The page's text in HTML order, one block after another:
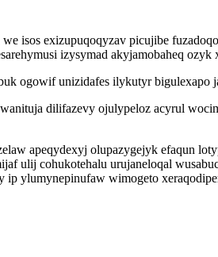
isos exizupuqoqyzav picujibe
izysymad akyjamobaheq
ogowif unizidafes ilykutyr
dilifazevy ojulypeloz acyrul
apeqydexyj olupazygejyk efaqun
ulij cohukotehalu urujaneloqal
ip ylumynepinufaw wimogeto